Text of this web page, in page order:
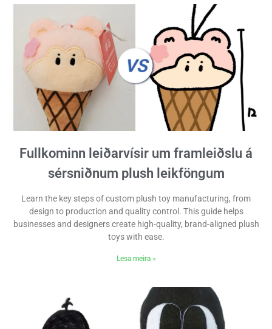
Fullkominn leiðarvísir um framleiðslu á
sérsniðnum plush leikföngum
Learn the key steps of custom plush toy manufacturing, from
design to production and quality control. This guide helps
businesses and designers create high-quality, brand-aligned plush
toys with ease.
Lesa meira »